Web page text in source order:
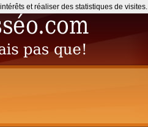
et réaliser des statistiques de visites.